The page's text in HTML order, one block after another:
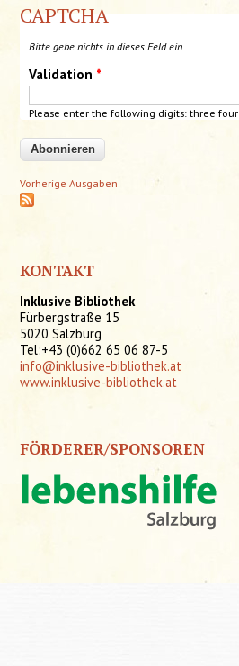
CAPTCHA
Bitte gebe nichts in dieses Feld ein
Validation *
Please enter the following digits: three
Vorherige Ausgaben
KONTAKT
Inklusive Bibliothek
Fürbergstraße 15
5020 Salzburg
Tel:+43 (0)662 65 06 87-5
info@inklusive-bibliothek.at
www.inklusive-bibliothek.at
FÖRDERER/SPONSOREN